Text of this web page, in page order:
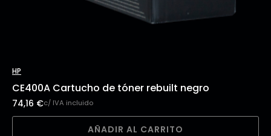
HP
CE400A Cartucho de tóner rebuilt negro
74,16 €c/ IVA incluido
AÑADIR AL CARRITO